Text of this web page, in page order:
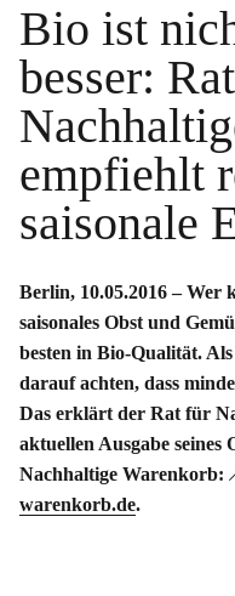
Bio ist
besser:
empfiehlt
saisonale
Berlin, 10.05.2016 – Wer
saisonales Obst und
besten in Bio-Qualität.
darauf achten, dass
Das erklärt der Rat für
aktuellen Ausgabe
Nachhaltige Warenkorb:
warenkorb.de.